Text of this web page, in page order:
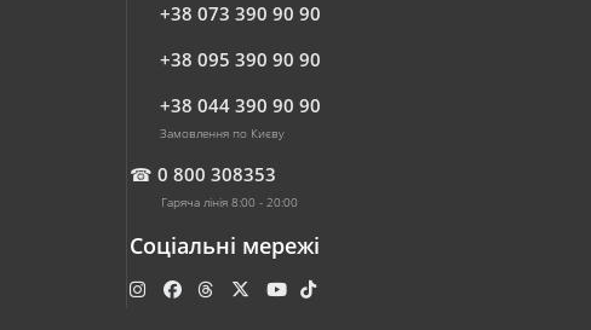
+38 073 390 90 90
+38 095 390 90 90
+38 044 390 90 90
Замовлення по Києву
☎ 0 800 308353
Гаряча лінія 8:00 - 20:00
Соціальні мережі